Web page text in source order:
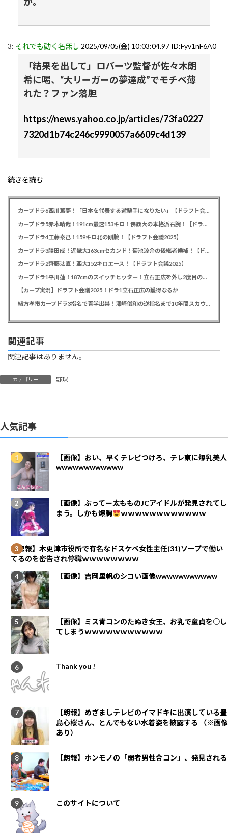
3: それでも動く名無し 2025/09/05(金) 10:03:04.97 ID:Fyv1nF6A0
「結果を出して」ロバーツ監督が佐々木朗
希に喝、“大リーガーの夢達成”でモチベ薄
れた？ファン落胆
https://news.yahoo.co.jp/articles/73fa0227
7320d1b74c246c9990057a6609c4d139
続きを読む
カープドラ6西川篤夢！「日本を代表する遊撃手になりたい」【ドラフト会議2025】
カープドラ5赤木晴哉！191cm最速153キロ！佛教大の本格派右腕！【ドラフト会議2025】
カープドラ4工藤泰己！159キロ北の剛腕！【ドラフト会議2025】
カープドラ3勝田成！近畿大163cmセカンド！菊池涼介の後継者候補！【ドラフト会議2025】
カープドラ2齊藤汰直！亜大152キロエース！【ドラフト会議2025】
カープドラ1平川蓮！187cmのスイッチヒッター！立石正広を外し2度目の重複も新井監督がクジを引き当てる！【ドラフト会議2025】
【カープ実況】ドラフト会議2025！ドラ1立石正広の獲得なるか
緒方孝市カープドラ3指名で青学出禁！澤﨑俊和の逆指名まで10年間スカウト出禁
関連記事
関連記事はありません。
カテゴリー 野球
人気記事
【画像】おい、早くテレビつけろ、テレ東に爆乳美人
wwwwwwwwwwww
【画像】ぶってー太もものJCアイドルが発見されてし
まう。しかも爆胸
ｗｗｗｗｗｗｗｗｗｗｗｗ
【悲報】木更津市役所で有名なドスケベ女性主任(31)ソープで働い
てるのを密告され停職ｗｗｗｗｗｗｗｗ
【画像】吉岡里帆のシコい画像wwwwwwwwwww
【画像】ミス青コンのたぬき女王、お乳で童貞を○し
てしまうｗｗｗｗｗｗｗｗｗｗｗ
Thank you !
【朗報】めざましテレビのイマドキに出演している豊
島心桜さん、とんでもない水着姿を披露する （※画像
あり）
【朗報】ホンモノの「弱者男性合コン」、発見される
このサイトについて